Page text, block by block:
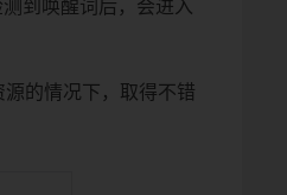
到唤醒词后，会进入
的情况下，取得不错